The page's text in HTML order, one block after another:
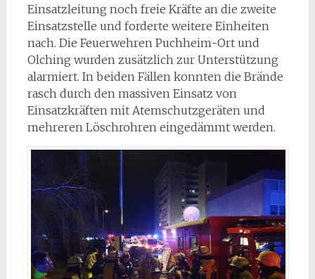
Einsatzleitung noch freie Kräfte an die zweite
Einsatzstelle und forderte weitere Einheiten
nach. Die Feuerwehren Puchheim-Ort und
Olching wurden zusätzlich zur Unterstützung
alarmiert. In beiden Fällen konnten die Brände
rasch durch den massiven Einsatz von
Einsatzkräften mit Atemschutzgeräten und
mehreren Löschrohren eingedämmt werden.